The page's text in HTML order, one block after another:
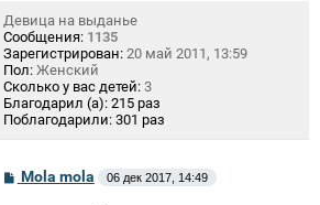
Девица на выданье
Сообщения: 1135
Зарегистрирован: 20 май 2011, 13:59
Пол: Женский
Сколько у вас детей: 3
Благодарил (а): 215 раз
Поблагодарили: 301 раз
С
о
Mola mola 06 дек 2017, 14:49